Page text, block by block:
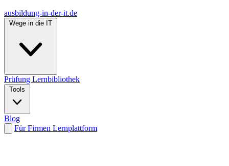
ausbildung-in-der-it.de
Prüfung Lernbibliothek
Blog
Für Firmen Lernplattform